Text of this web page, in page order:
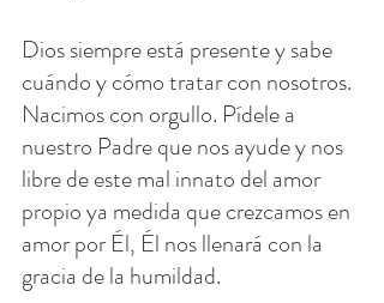
Dios siempre está presente y sabe
cuándo y cómo tratar con nosotros.
Nacimos con orgullo. Pídele a
nuestro Padre que nos ayude y nos
libre de este mal innato del amor
propio ya medida que crezcamos en
amor por Él, Él nos llenará con la
gracia de la humildad.